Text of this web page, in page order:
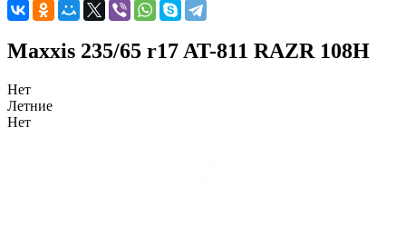
Maxxis 235/65 r17 AT-811 RAZR 108H
Нет
Летние
Нет